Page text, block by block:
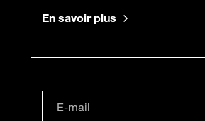
En savoir plus